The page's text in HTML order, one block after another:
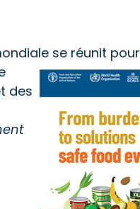
se réunit pour
des